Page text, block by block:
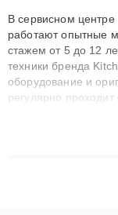
В сервисном
работают опытные
стажем от 5 до 12
техники бренда
оборудование и
регулярно
технику с